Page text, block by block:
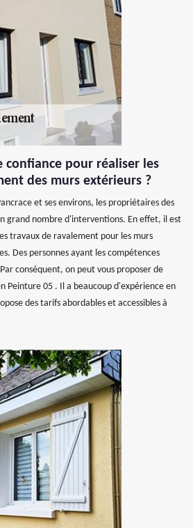
pour réaliser les
des murs extérieurs ?
et ses environs, les propriétaires des
grand nombre d'interventions. En effet, il est
travaux de ravalement pour les murs
Des personnes ayant les compétences
conséquent, on peut vous proposer de
Peinture 05 . Il a beaucoup d'expérience en
des tarifs abordables et accessibles à